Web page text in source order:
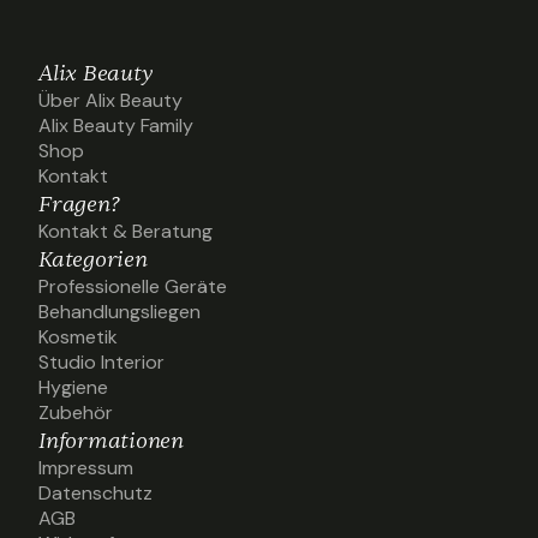
Alix Beauty
Über Alix Beauty
Über Alix Beauty
Alix Beauty Family
Alix Beauty Family
Shop
Shop
Kontakt
Kontakt
Fragen?
Kontakt & Beratung
Kontakt & Beratung
Kategorien
Professionelle Geräte
Professionelle Geräte
Behandlungsliegen
Behandlungsliegen
Kosmetik
Kosmetik
Studio Interior
Studio Interior
Hygiene
Hygiene
Zubehör
Zubehör
Informationen
Impressum
Impressum
Datenschutz
Datenschutz
AGB